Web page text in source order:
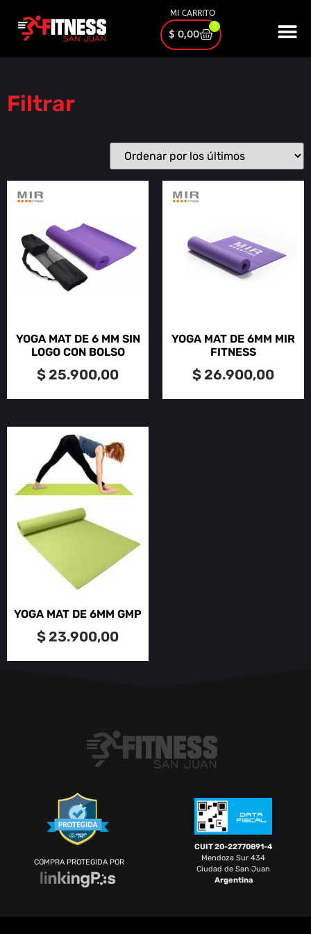
MI CARRITO
$ 0,00
0
Filtrar
YOGA MAT DE 6 MM SIN
LOGO CON BOLSO
$25.900,00
YOGA MAT DE 6MM MIR
FITNESS
$26.900,00
YOGA MAT DE 6MM GMP
$23.900,00
COMPRA PROTEGIDA POR
CUIT 20-22770891-4
Mendoza Sur 434
Ciudad de San Juan
Argentina